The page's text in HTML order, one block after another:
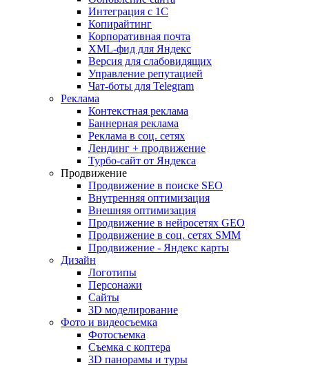
Интеграция с 1С
Копирайтинг
Корпоративная почта
XML-фид для Яндекс
Версия для слабовидящих
Управление репутацией
Чат-боты для Telegram
Реклама
Контекстная реклама
Баннерная реклама
Реклама в соц. сетях
Лендинг + продвижение
Турбо-сайт от Яндекса
Продвижение
Продвижение в поиске SEO
Внутренняя оптимизация
Внешняя оптимизация
Продвижение в нейросетях GEO
Продвижение в соц. сетях SMM
Продвижение - Яндекс карты
Дизайн
Логотипы
Персонажи
Сайты
3D моделирование
Фото и видеосъемка
Фотосъемка
Съемка с коптера
3D панорамы и туры